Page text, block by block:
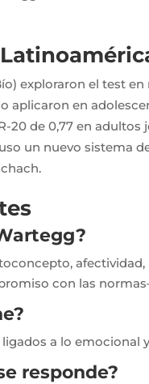
exploraron el test
aplicaron en
20 de 0,77 en adultos
un nuevo sistema
con las
ligados a lo emocional
responde?